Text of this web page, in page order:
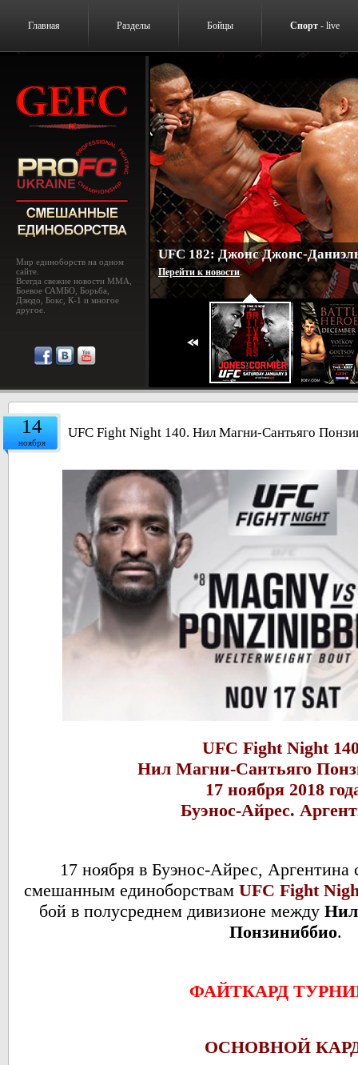
Главная Разделы Бойцы Спорт - live
Мир единоборств на одном
сайте.
Всегда свежие новости MMA,
Боевое САМБО, Борьба,
Дзюдо, Бокс, К-1 и многое
другое.
UFC 182: Джонс Джонс-
Перейти к новости.
14
ноября
UFC Fight Night 140. Нил Магни-Сантьяго
UFC Fight Night
Нил Магни-Сантьяго
17 ноября 2018
Буэнос-Айрес.
17 ноября в Буэнос-Айрес, Аргентина
смешанным единоборствамUFC Fight
бой в полусреднем дивизионе между
Понзиниббио.
ФАЙТКАРД
ОСНОВНОЙ